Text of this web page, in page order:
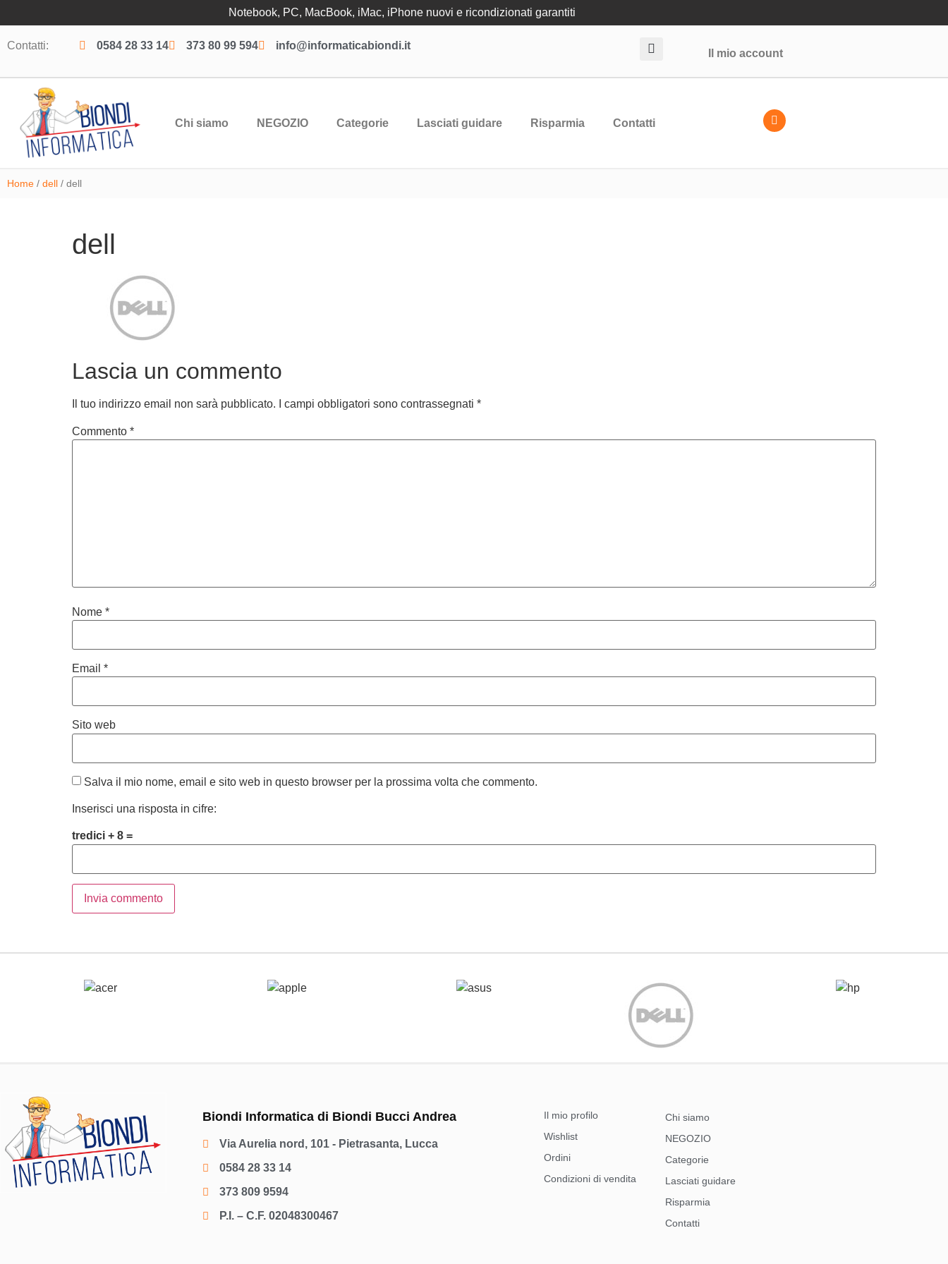
Notebook, PC, MacBook, iMac, iPhone nuovi e ricondizionati garantiti
Contatti: 0584 28 33 14 373 80 99 594 info@informaticabiondi.it
Il mio account
Chi siamo NEGOZIO Categorie Lasciati guidare Risparmia Contatti
Home / dell / dell
dell
Lascia un commento
Il tuo indirizzo email non sarà pubblicato. I campi obbligatori sono contrassegnati *
Commento *
Nome *
Email *
Sito web
Salva il mio nome, email e sito web in questo browser per la prossima volta che commento.
Inserisci una risposta in cifre:
tredici + 8 =
Biondi Informatica di Biondi Bucci Andrea
Via Aurelia nord, 101 - Pietrasanta, Lucca
0584 28 33 14
373 809 9594
P.I. – C.F. 02048300467
Il mio profilo
Wishlist
Ordini
Condizioni di vendita
Chi siamo
NEGOZIO
Categorie
Lasciati guidare
Risparmia
Contatti